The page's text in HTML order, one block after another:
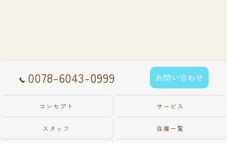
0078-6043-0999 お問い合わせ
コンセプト サービス
スタッフ 在庫一覧